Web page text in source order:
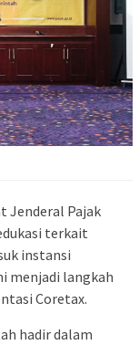
Jenderal Pajak
terkait
instansi
menjadi langkah
Coretax.
hadir dalam